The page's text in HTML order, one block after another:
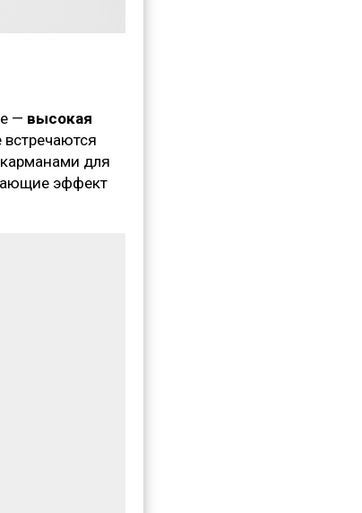
— высокая
для
эффект